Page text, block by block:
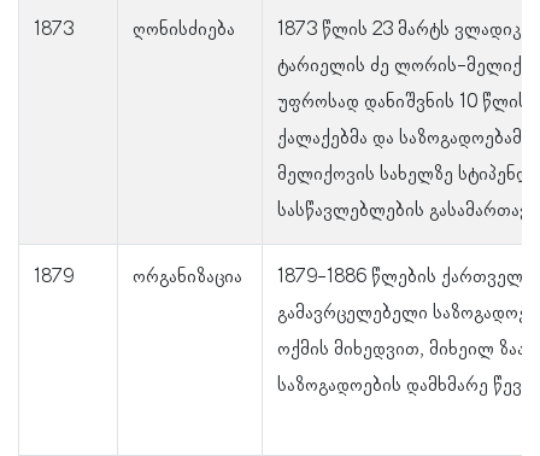
1873 ღონისძიება
1873 წლის 23 მარტს
ტარიელის ძე ლორის-
უფროსად დანიშვნის 10
ქალაქებმა და
მელიქოვის სახელზე
სასწავლებლების
1879 ორგანიზაცია
1879-1886 წლების
გამავრცელებელი
ოქმის მიხედვით, მიხეილ
საზოგადოების დამხმარე